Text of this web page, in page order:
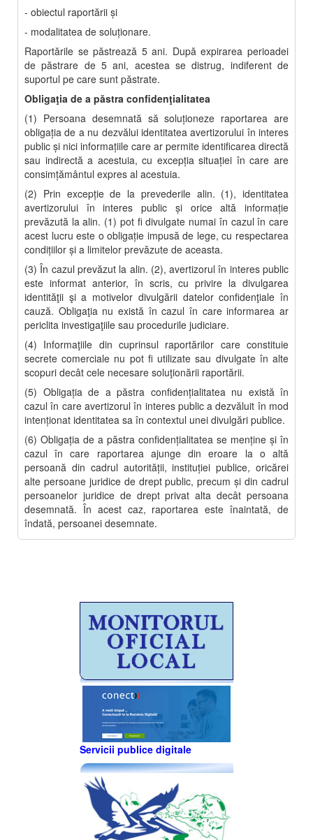
- obiectul raportării şi
- modalitatea de soluţionare.
Raportările se păstrează 5 ani. După expirarea perioadei
de păstrare de 5 ani, acestea se distrug, indiferent de
suportul pe care sunt păstrate.
Obligaţia de a păstra confidenţialitatea
(1) Persoana desemnată să soluţioneze raportarea are
obligaţia de a nu dezvălui identitatea avertizorului în interes
public şi nici informaţiile care ar permite identificarea directă
sau indirectă a acestuia, cu excepţia situaţiei în care are
consimţământul expres al acestuia.
(2) Prin excepţie de la prevederile alin. (1), identitatea
avertizorului în interes public şi orice altă informaţie
prevăzută la alin. (1) pot fi divulgate numai în cazul în care
acest lucru este o obligaţie impusă de lege, cu respectarea
condiţiilor şi a limitelor prevăzute de aceasta.
(3) În cazul prevăzut la alin. (2), avertizorul în interes public
este informat anterior, în scris, cu privire la divulgarea
identităţii şi a motivelor divulgării datelor confidenţiale în
cauză. Obligaţia nu există în cazul în care informarea ar
periclita investigaţiile sau procedurile judiciare.
(4) Informaţiile din cuprinsul raportărilor care constituie
secrete comerciale nu pot fi utilizate sau divulgate în alte
scopuri decât cele necesare soluţionării raportării.
(5) Obligaţia de a păstra confidenţialitatea nu există în
cazul în care avertizorul în interes public a dezvăluit în mod
intenţionat identitatea sa în contextul unei divulgări publice.
(6) Obligaţia de a păstra confidenţialitatea se menţine şi în
cazul în care raportarea ajunge din eroare la o altă
persoană din cadrul autorităţii, instituţiei publice, oricărei
alte persoane juridice de drept public, precum şi din cadrul
persoanelor juridice de drept privat alta decât persoana
desemnată. În acest caz, raportarea este înaintată, de
îndată, persoanei desemnate.
Servicii publice digitale